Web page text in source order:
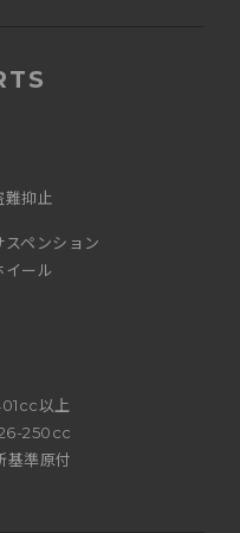
難抑止
スペンション
イール
以上
250cc
基準原付